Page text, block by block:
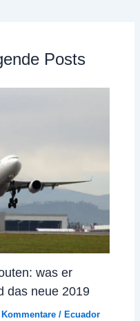
Posts
was er
das neue 2019
Kommentare / Ecuador